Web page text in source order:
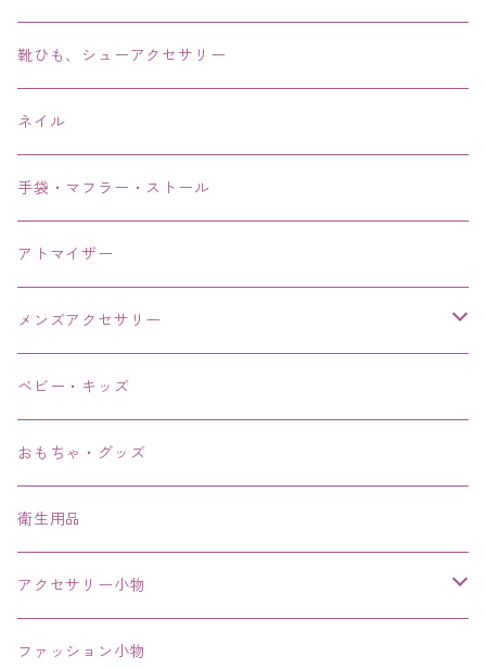
アンクレット
靴ひも、シューアクセサリー
ネイル
手袋・マフラー・ストール
アトマイザー
メンズアクセサリー
リング、指輪
ブレスレット、バングル、ブレス、腕輪
ネックレス、チョーカー
その他
ベビー・キッズ
おもちゃ・グッズ
衛生用品
アクセサリー小物
エコバッグ コンビニ
ファッション小物